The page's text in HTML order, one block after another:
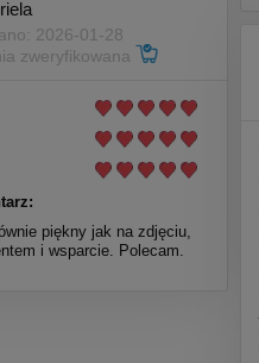
2026-01-28
zweryfikowana
piękny jak na zdjęciu,
i wsparcie. Polecam.